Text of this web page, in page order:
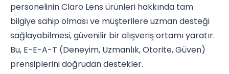
personelinin Claro Lens ürünleri hakkında tam
bilgiye sahip olması ve müşterilere uzman desteği
sağlayabilmesi, güvenilir bir alışveriş ortamı yaratır.
Bu, E-E-A-T (Deneyim, Uzmanlık, Otorite, Güven)
prensiplerini doğrudan destekler.